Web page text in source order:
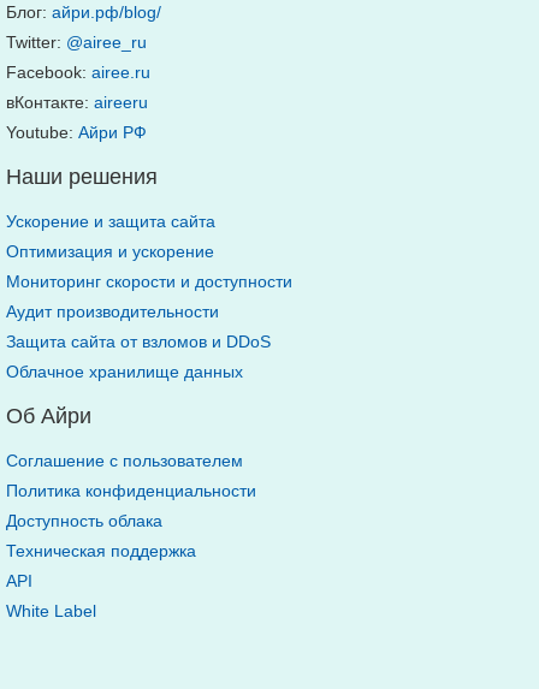
Блог: айри.рф/blog/
Twitter: @airee_ru
Facebook: airee.ru
вКонтакте: aireeru
Youtube: Айри РФ
Наши решения
Ускорение и защита сайта
Оптимизация и ускорение
Мониторинг скорости и доступности
Аудит производительности
Защита сайта от взломов и DDoS
Облачное хранилище данных
Об Айри
Соглашение с пользователем
Политика конфиденциальности
Доступность облака
Техническая поддержка
API
White Label